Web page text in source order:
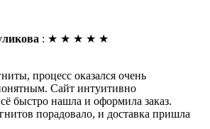
: ★ ★ ★ ★ ★
процесс оказался очень
Сайт интуитивно
быстро нашла и оформила заказ.
порадовало, и доставка пришла